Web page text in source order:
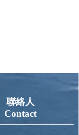
聯絡人
Contact